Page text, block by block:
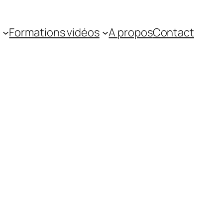
Formations vidéos A proposContact